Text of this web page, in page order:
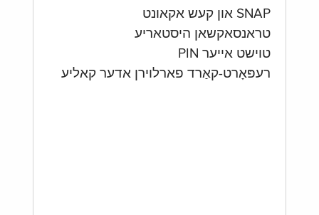
SNAP און קעש אקאונט
טראנסאקשאן היסטאריע
טוישט אייער PIN
רעפּאָרט-קאַרד פארלוירן אדער קאליע